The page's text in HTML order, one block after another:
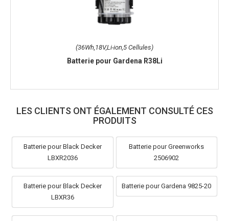
(36Wh,18V,Li-ion,5 Cellules)
Batterie pour Gardena R38Li
(45Wh,18V,Li-ion,10 Cellules)
Batterie pour Gardena 9840-20
LES CLIENTS ONT ÉGALEMENT CONSULTÉ CES
PRODUITS
Batterie pour Black Decker
LBXR2036
Batterie pour Greenworks
2506902
Batterie pour Black Decker
LBXR36
Batterie pour Gardena 9825-20